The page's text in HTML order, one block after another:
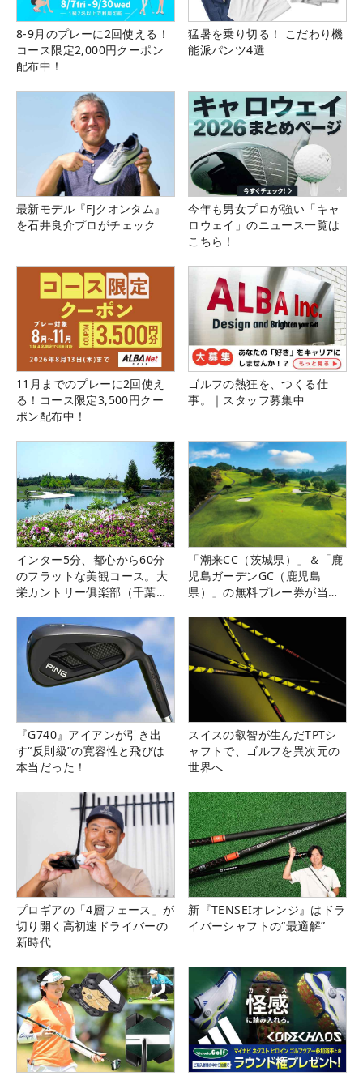
8-9月のプレーに2回使える！
コース限定2,000円クーポン
配布中！
猛暑を乗り切る！ こだわり機
能派パンツ4選
最新モデル『FJクオンタム』
を石井良介プロがチェック
今年も男女プロが強い「キャ
ロウェイ」のニュース一覧は
こちら！
11月までのプレーに2回使え
る！コース限定3,500円クー
ポン配布中！
ゴルフの熱狂を、つくる仕
事。｜スタッフ募集中
インター5分、都心から60分
のフラットな美観コース。大
栄カントリー俱楽部（千葉
「潮来CC（茨城県）」＆「鹿
児島ガーデンGC（鹿児島
県）」の無料プレー券が当た
『G740』アイアンが引き出
す“反則級”の寛容性と飛びは
本当だった！
スイスの叡智が生んだTPTシ
ャフトで、ゴルフを異次元の
世界へ
プロギアの「4層フェース」が
切り開く高初速ドライバーの
新時代
新『TENSEIオレンジ』はドラ
イバーシャフトの“最適解”